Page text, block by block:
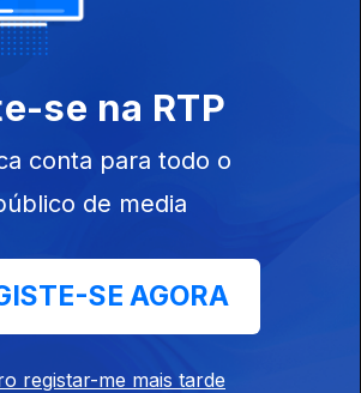
Independência
se na RTP
conta para todo o
de media
SE AGORA
registar-me mais tarde